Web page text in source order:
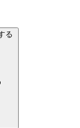
る